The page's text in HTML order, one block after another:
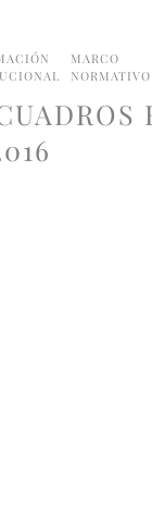
MARCO
NORMATIVO